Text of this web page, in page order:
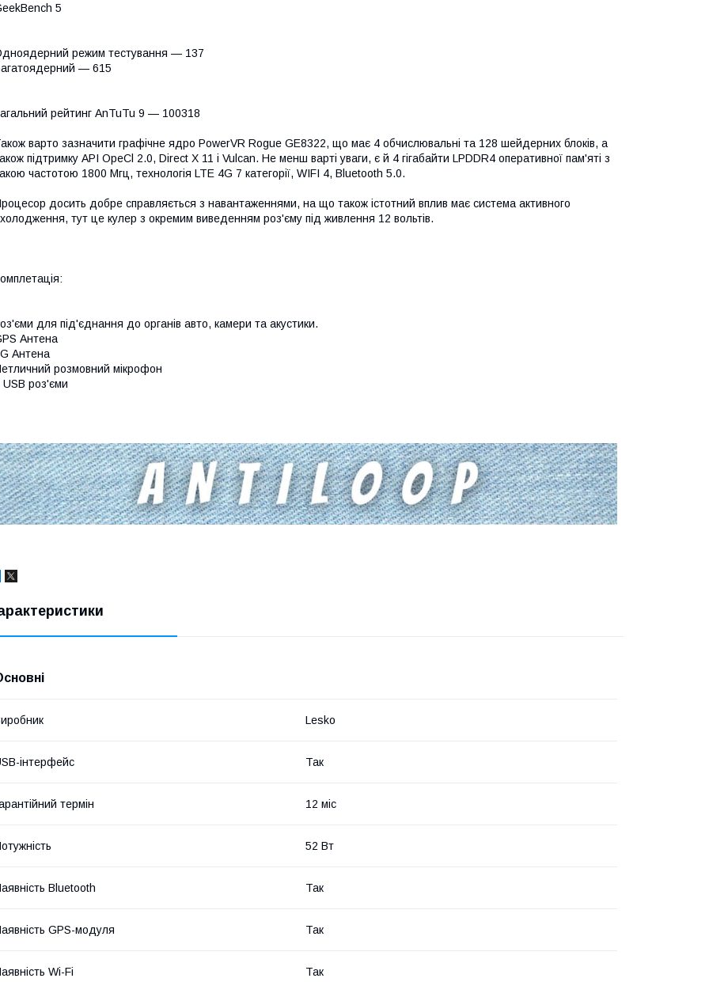
5
режим тестування — 137
— 615
рейтинг AnTuTu 9 — 100318
варто зазначити графічне ядро PowerVR Rogue GE8322, що має 4 обчислювальні та 128 шейдерних блоків, а
підтримку API OpeCl 2.0, Direct X 11 і Vulcan. Не менш варті уваги, є й 4 гігабайти LPDDR4 оперативної пам'яті з
частотою 1800 Мгц, технологія LTE 4G 7 категорії, WIFI 4, Bluetooth 5.0.
досить добре справляється з навантаженнями, на що також істотний вплив має система активного
тут це кулер з окремим виведенням роз'єму під живлення 12 вольтів.
для під'єднання до органів авто, камери та акустики.
Антена
Антена
розмовний мікрофон
USB роз'єми
Lesko
інтерфейс Так
термін 12 міс
52 Вт
Bluetooth Так
GPS-модуля Так
Wi-Fi Так